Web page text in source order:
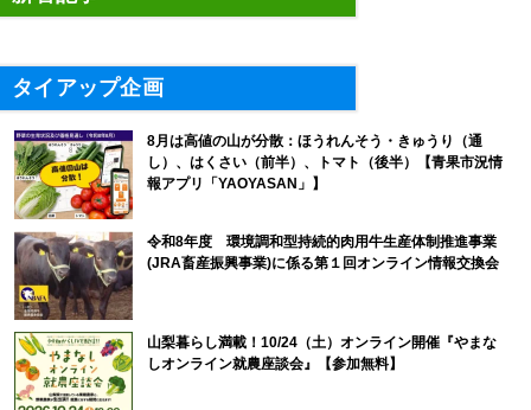
タイアップ企画
8月は高値の山が分散：ほうれんそう・きゅうり（通
し）、はくさい（前半）、トマト（後半）【青果市況情
報アプリ「YAOYASAN」】
令和8年度 環境調和型持続的肉用牛生産体制推進事業
(JRA畜産振興事業)に係る第１回オンライン情報交換会
山梨暮らし満載！10/24（土）オンライン開催『やまな
しオンライン就農座談会』【参加無料】